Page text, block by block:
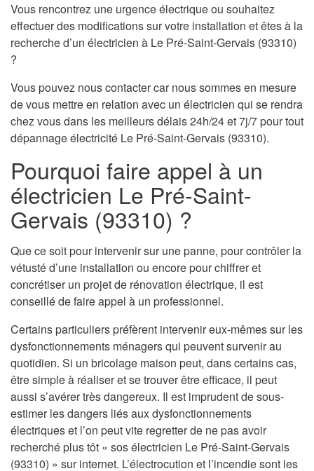
Vous rencontrez une urgence électrique ou souhaitez
effectuer des modifications sur votre installation et êtes à la
recherche d’un électricien à Le Pré-Saint-Gervais (93310)
?
Vous pouvez nous contacter car nous sommes en mesure
de vous mettre en relation avec un électricien qui se rendra
chez vous dans les meilleurs délais 24h/24 et 7j/7 pour tout
dépannage électricité Le Pré-Saint-Gervais (93310).
Pourquoi faire appel à un
électricien Le Pré-Saint-
Gervais (93310) ?
Que ce soit pour intervenir sur une panne, pour contrôler la
vétusté d’une installation ou encore pour chiffrer et
concrétiser un projet de rénovation électrique, il est
conseillé de faire appel à un professionnel.
Certains particuliers préfèrent intervenir eux-mêmes sur les
dysfonctionnements ménagers qui peuvent survenir au
quotidien. Si un bricolage maison peut, dans certains cas,
être simple à réaliser et se trouver être efficace, il peut
aussi s’avérer très dangereux. Il est imprudent de sous-
estimer les dangers liés aux dysfonctionnements
électriques et l’on peut vite regretter de ne pas avoir
recherché plus tôt « sos électricien Le Pré-Saint-Gervais
(93310) » sur internet. L’électrocution et l’incendie sont les